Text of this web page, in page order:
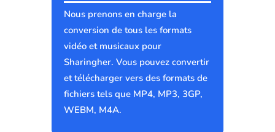
Nous prenons en charge la
conversion de tous les formats
vidéo et musicaux pour
Sharingher. Vous pouvez convertir
et télécharger vers des formats de
fichiers tels que MP4, MP3, 3GP,
WEBM, M4A.